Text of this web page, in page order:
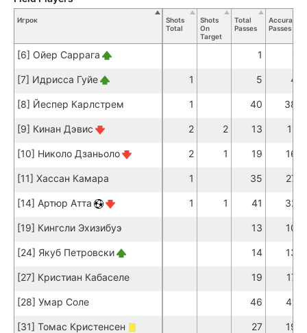
Игрок
Shots
Total
Shots
On
Target
Total
Passes
Accurate
Passes
[6] Ойер Саррага 1
[7] Идрисса Гуйе 1 5 4
[8] Йеспер Карлстрем 1 40 38
[9] Кинан Дэвис 2 2 13 11
[10] Николо Дзаньоло 2 1 19 16
[11] Хассан Камара 1 35 27
[14] Артюр Атта 1 1 41 32
[19] Кингсли Эхизибуэ 13 10
[24] Якуб Петровски 14 13
[27] Кристиан Кабаселе 19 17
[28] Умар Соле 46 41
[31] Томас Кристенсен 27 19